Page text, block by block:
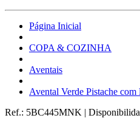
Página Inicial
COPA & COZINHA
Aventais
Avental Verde Pistache com
Ref.: 5BC445MNK |